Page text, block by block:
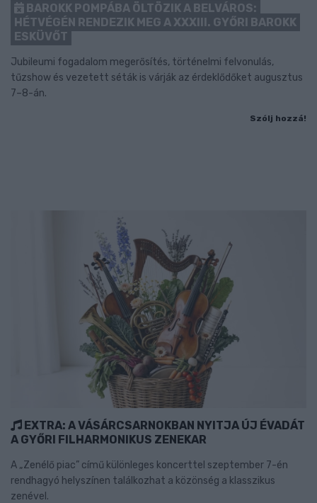
BAROKK POMPÁBA ÖLTÖZIK A BELVÁROS:
HÉTVÉGÉN RENDEZIK MEG A XXXIII. GYŐRI BAROKK
ESKÜVŐT
Jubileumi fogadalom megerősítés, történelmi felvonulás,
tűzshow és vezetett séták is várják az érdeklődőket augusztus
7–8-án.
Szólj hozzá!
EXTRA: A VÁSÁRCSARNOKBAN NYITJA ÚJ ÉVADÁT
A GYŐRI FILHARMONIKUS ZENEKAR
A „Zenélő piac” című különleges koncerttel szeptember 7-én
rendhagyó helyszínen találkozhat a közönség a klasszikus
zenével.